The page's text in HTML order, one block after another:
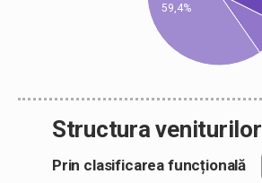
59,4%
Structura veniturilor
Prin clasificarea funcțională